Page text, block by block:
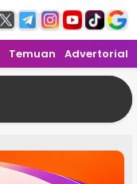
Temuan Advertorial